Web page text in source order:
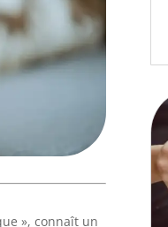
», connaît un